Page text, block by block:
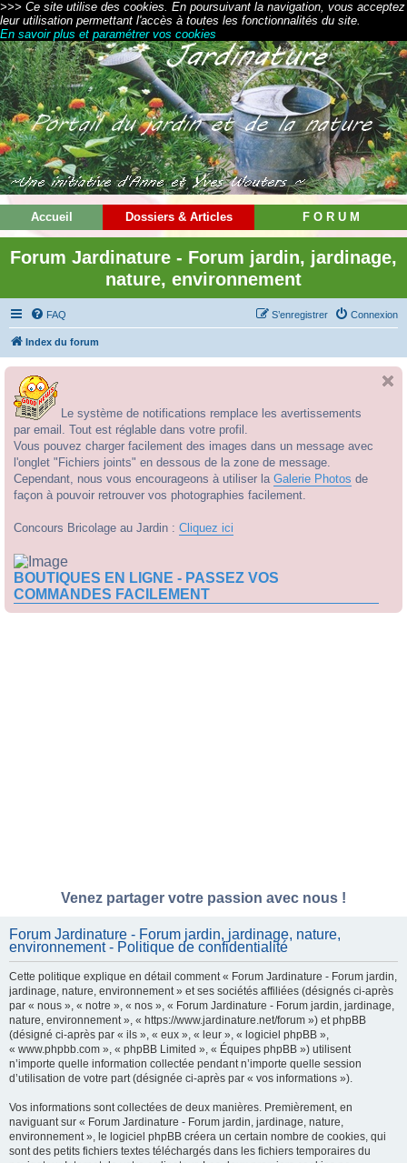
>>> Ce site utilise des cookies. En poursuivant la navigation, vous acceptez
leur utilisation permettant l'accès à toutes les fonctionnalités du site.
En savoir plus et paramétrer vos cookies
Accueil Dossiers & Articles F O R U M
Forum Jardinature - Forum jardin, jardinage,
nature, environnement
FAQ Connexion
S’enregistrer
Index du forum
Le système de notifications remplace les avertissements
par email. Tout est réglable dans votre profil.
Vous pouvez charger facilement des images dans un message avec
l'onglet "Fichiers joints" en dessous de la zone de message.
Cependant, nous vous encourageons à utiliser la Galerie Photos de
façon à pouvoir retrouver vos photographies facilement.
Concours Bricolage au Jardin : Cliquez ici
BOUTIQUES EN LIGNE - PASSEZ VOS
COMMANDES FACILEMENT
Venez partager votre passion avec nous !
Forum Jardinature - Forum jardin, jardinage, nature,
environnement - Politique de confidentialité
Cette politique explique en détail comment « Forum Jardinature - Forum jardin,
jardinage, nature, environnement » et ses sociétés affiliées (désignés ci-après
par « nous », « notre », « nos », « Forum Jardinature - Forum jardin, jardinage,
nature, environnement », « https://www.jardinature.net/forum ») et phpBB
(désigné ci-après par « ils », « eux », « leur », « logiciel phpBB »,
« www.phpbb.com », « phpBB Limited », « Équipes phpBB ») utilisent
n’importe quelle information collectée pendant n’importe quelle session
d’utilisation de votre part (désignée ci-après par « vos informations »).
Vos informations sont collectées de deux manières. Premièrement, en
naviguant sur « Forum Jardinature - Forum jardin, jardinage, nature,
environnement », le logiciel phpBB créera un certain nombre de cookies, qui
sont des petits fichiers textes téléchargés dans les fichiers temporaires du